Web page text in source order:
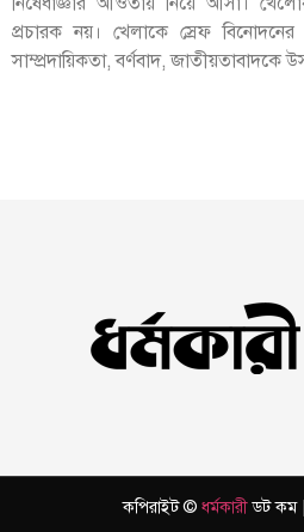
প্রচারক নয়। খেলাকে স্রেফ
সাম্প্রদায়িকতা, বর্ণবাদ, জাতীয়তাবাদকে
কপিরাইট © ধর্মকারীডট কম |